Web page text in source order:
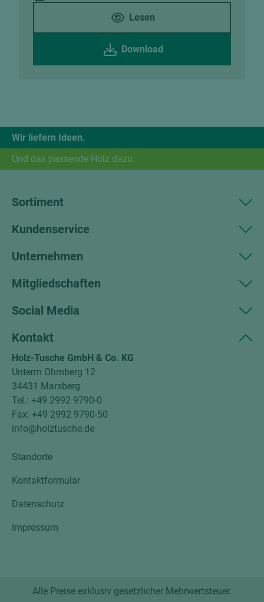
Lesen
Download
Wir liefern Ideen.
Und das passende Holz dazu.
Sortiment
Kundenservice
Unternehmen
Mitgliedschaften
Social Media
Kontakt
Holz-Tusche GmbH & Co. KG
Unterm Ohmberg 12
34431 Marsberg
Tel.: +49 2992 9790-0
Fax: +49 2992 9790-50
info@holztusche.de
Standorte
Kontaktformular
Datenschutz
Impressum
Alle Preise exklusiv gesetzlicher Mehrwertsteuer.